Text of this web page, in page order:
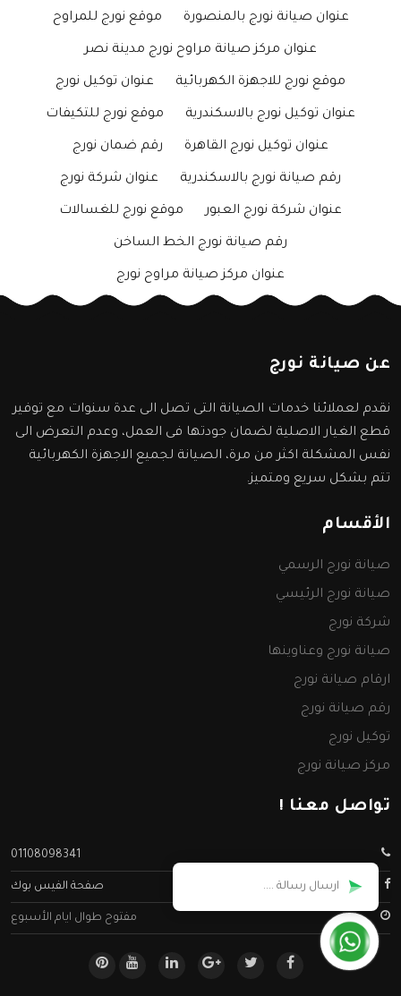
عنوان صيانة نورج بالمنصورة موقع نورج للمراوح
عنوان مركز صيانة مراوح نورج مدينة نصر
موقع نورج للاجهزة الكهربائية عنوان توكيل نورج
عنوان توكيل نورج بالاسكندرية موقع نورج للتكيفات
عنوان توكيل نورج القاهرة رقم ضمان نورج
رقم صيانة نورج بالاسكندرية عنوان شركة نورج
عنوان شركة نورج العبور موقع نورج للغسالات
رقم صيانة نورج الخط الساخن
عنوان مركز صيانة مراوح نورج
عن صيانة نورج
نقدم لعملائنا خدمات الصيانة التى تصل الى عدة سنوات مع توفير
قطع الغيار الاصلية لضمان جودتها فى العمل، وعدم التعرض الى
نفس المشكلة اكثر من مرة، الصيانة لجميع الاجهزة الكهربائية
تتم بشكل سريع ومتميز.
الأقسام
صيانة نورج الرسمي
صيانة نورج الرئيسي
شركة نورج
صيانة نورج وعناوينها
ارقام صيانة نورج
رقم صيانة نورج
توكيل نورج
مركز صيانة نورج
تواصل معنا !
01108098341
صفحة الفيس بوك
مفتوح طوال ايام الأسبوع